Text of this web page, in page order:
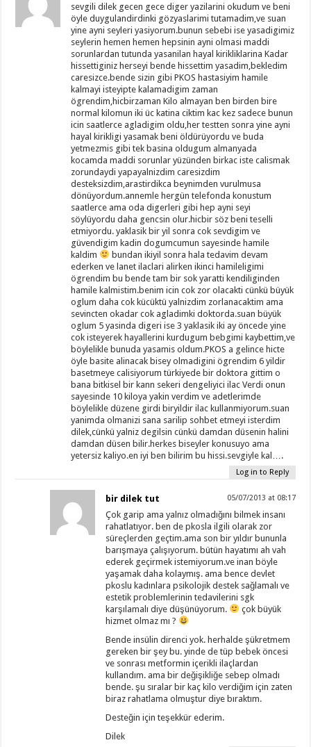
sevgili dilek gecen gece diger yazilarini okudum ve beni
öyle duygulandirdinki gözyaslarimi tutamadim,ve suan
yine ayni seyleri yasiyorum.bunun sebebi ise yasadigimiz
seylerin hemen hemen hepsinin ayni olmasi maddi
sorunlardan tutunda yasanilan hayal kirikliklarina Kadar
hissettiginiz herseyi bende hissettim yasadim,bekledim
caresizce.bende sizin gibi PKOS hastasiyim hamile
kalmayi isteyipte kalamadigim zaman
ögrendim,hicbirzaman Kilo almayan ben birden bire
normal kilomun iki üc katina ciktim kac kez sadece bunun
icin saatlerce agladigim oldu,her testten sonra yine ayni
hayal kirikligi yasamak beni öldürüyordu ve buda
yetmezmis gibi tek basina oldugum almanyada
kocamda maddi sorunlar yüzünden birkac iste calismak
zorundaydi yapayalnizdim caresizdim
desteksizdim,arastirdikca beynimden vurulmusa
dönüyordum.annemle hergün telefonda konustum
saatlerce ama oda digerleri gibi hep ayni seyi
söylüyordu daha gencsin olur.hicbir söz beni teselli
etmiyordu. yaklasik bir yil sonra cok sevdigim ve
güvendigim kadin dogumcumun sayesinde hamile
kaldim
bundan ikiyil sonra hala tedavim devam
ederken ve lanet ilaclari alirken ikinci hamileligimi
ögrendim bu bende tam bir sok yaratti kendiliginden
hamile kalmistim.benim icin cok zor olacakti cünkü büyük
oglum daha cok kücüktü yalnizdim zorlanacaktim ama
sevincten okadar cok agladimki doktorda.suan büyük
oglum 5 yasinda digeri ise 3 yaklasik iki ay öncede yine
cok isteyerek hayallerini kurdugum bebgimi kaybettim,ve
böylelikle bunuda yasamis oldum.PKOS a gelince hicte
öyle basite alinacak bisey olmadigini ögrendim 6 yildir
basetmeye calisiyorum türkiyede bir doktora gittim o
bana bitkisel bir kann sekeri dengeliyici ilac Verdi onun
sayesinde 10 kiloya yakin verdim ve adetlerimde
böylelikle düzene girdi biryildir ilac kullanmiyorum.suan
yanimda olmanizi sana sarilip sohbet etmeyi isterdim
dilek,cünkü yalniz degilsin cünkü damdan düsenin halini
damdan düsen bilir.herkes biseyler konusuyo ama
yetersiz kaliyo.en iyi ben bilirim bu hissi.sevgiyle kal….
Log in to Reply
bir dilek tut 05/07/2013 at 08:17
Çok garip ama yalnız olmadığını bilmek insanı
rahatlatıyor. ben de pkosla ilgili olarak zor
süreçlerden geçtim.ama son bir yıldır bununla
barışmaya çalışıyorum. bütün hayatımı ah vah
ederek geçirmek istemiyorum.ve inan böyle
yaşamak daha kolaymış. ama bence devlet
pkoslu kadınlara psikolojik destek sağlamalı ve
estetik problemlerinin tedavilerini sgk
karşılamalı diye düşünüyorum.
çok büyük
hizmet olmaz mı ?
Bende insülin direnci yok. herhalde şükretmem
gereken bir şey bu. yinde de tüp bebek öncesi
ve sonrası metformin içerikli ilaçlardan
kullandım. ama bir değişikliğe sebep olmadı
bende. şu sıralar bir kaç kilo verdiğim için zaten
biraz rahatlama olmuştur diye bıraktım.
Desteğin için teşekkür ederim.
Dilek